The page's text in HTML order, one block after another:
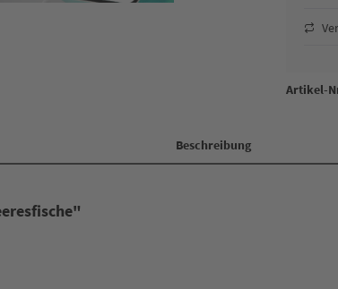
Artikel-
Beschreibung